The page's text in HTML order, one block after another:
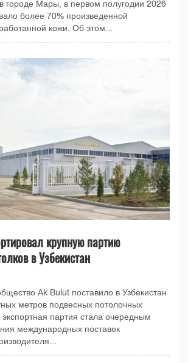
городе Мары, в первом полугодии 2026
более 70% произведенной
кожи. Об этом...
крупную партию
в Узбекистан
Ak Bulut поставило в Узбекистан
метров подвесных потолочных
партия стала очередным
международных поставок